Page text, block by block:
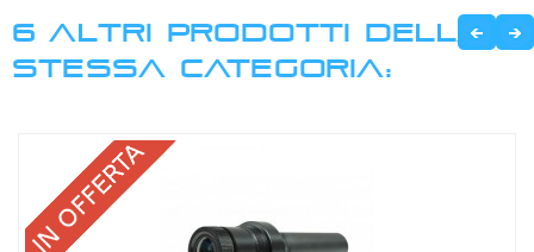
6 ALTRI PRODOTTI DELLA
STESSA CATEGORIA: